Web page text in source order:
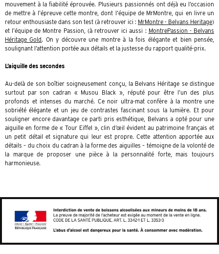
mouvement à la fiabilité éprouvée. Plusieurs passionnés ont déjà eu l’occasion
de mettre à l’épreuve cette montre, dont l’équipe de MrMontre, qui en livre un
retour enthousiaste dans son test (à retrouver ici : MrMontre - Belvans Heritage)
et l’équipe de Montre Passion, (à retrouver ici aussi : MontrePassion - Belvans
Héritage Gold. On y découvre une montre à la fois élégante et bien pensée,
soulignant l’attention portée aux détails et la justesse du rapport qualité-prix.
L’aiguille des secondes
Au-delà de son boîtier soigneusement conçu, la Belvans Héritage se distingue
surtout par son cadran « Musou Black », réputé pour être l’un des plus
profonds et intenses du marché. Ce noir ultra-mat confère à la montre une
sobriété élégante et un jeu de contrastes fascinant sous la lumière. Et pour
souligner encore davantage ce parti pris esthétique, Belvans a opté pour une
aiguille en forme de « Tour Eiffel », clin d’œil évident au patrimoine français et
un petit détail et signature qui leur est propre. Cette attention apportée aux
détails – du choix du cadran à la forme des aiguilles – témoigne de la volonté de
la marque de proposer une pièce à la personnalité forte, mais toujours
harmonieuse.